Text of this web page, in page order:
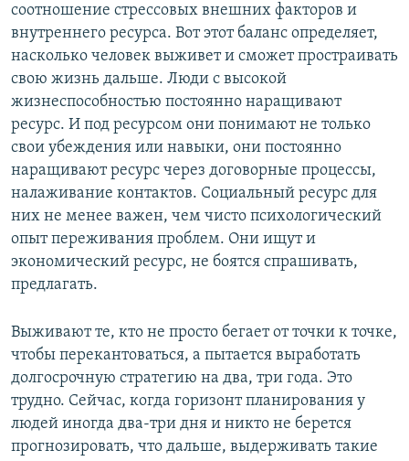
соотношение стрессовых внешних факторов и
внутреннего ресурса. Вот этот баланс определяет,
насколько человек выживет и сможет простраивать
свою жизнь дальше. Люди с высокой
жизнеспособностью постоянно наращивают
ресурс. И под ресурсом они понимают не только
свои убеждения или навыки, они постоянно
наращивают ресурс через договорные процессы,
налаживание контактов. Социальный ресурс для
них не менее важен, чем чисто психологический
опыт переживания проблем. Они ищут и
экономический ресурс, не боятся спрашивать,
предлагать.
Выживают те, кто не просто бегает от точки к точке,
чтобы перекантоваться, а пытается выработать
долгосрочную стратегию на два, три года. Это
трудно. Сейчас, когда горизонт планирования у
людей иногда два-три дня и никто не берется
прогнозировать, что дальше, выдерживать такие